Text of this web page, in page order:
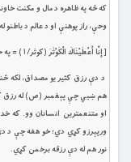
که څه په ظاهره د مال و مکنت
وحې، راز پوهنې او د عالم د
[ إِنَّا أَعْطَيْنَاكَ الْكَوْثَرَ (کوثر/۱) = په حقيقت كې موږ كوثر [= خير او ډېر بركت ] دركړ.
د دې رزق کثير يو مصداق، لکه
هم ښيي چې پېغمبر (ص) له رزق
او متنعمترين انسانان وو. که
ورپېرزو کړي دي؛ خو هغه چې د
نور هم له دې رزقه برخمن کړي.